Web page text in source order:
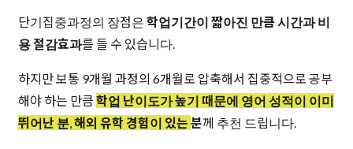
단기집중과정의 장점은 학업기간이 짧아진 만큼 시간과 비
용 절감효과를 들 수 있습니다.
하지만 보통 9개월 과정의 6개월로 압축해서 집중적으로 공부
해야 하는 만큼 학업 난이도가 높기 때문에 영어 성적이 이미
뛰어난 분,해외 유학 경험이 있는 분께 추천 드립니다.